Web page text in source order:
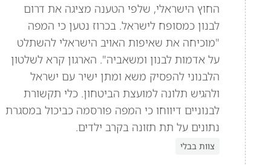
החוץ הישראלי, שלפי הטענה מציגה את דרום
לבנון כמסופח לישראל. בכרוז נטען כי המפה
"מוכיחה את שאיפות האויב הישראלי להשתלט
על אדמות לבנון ומשאביה". הארגון קרא לשלטון
הלבנוני להפסיק משא ומתן ישיר עם ישראל
ולהגיש תלונה למועצת הביטחון. כלי תקשורת
לבנוניים דיווחו כי המפה פורסמה כביכול במסגרת
נתונים על תת תזונה בקרב ילדים.
צוות בבלי